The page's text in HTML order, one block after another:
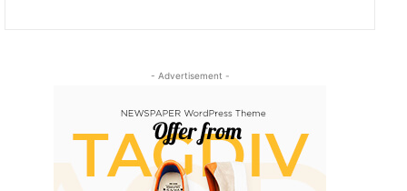
- Advertisement -